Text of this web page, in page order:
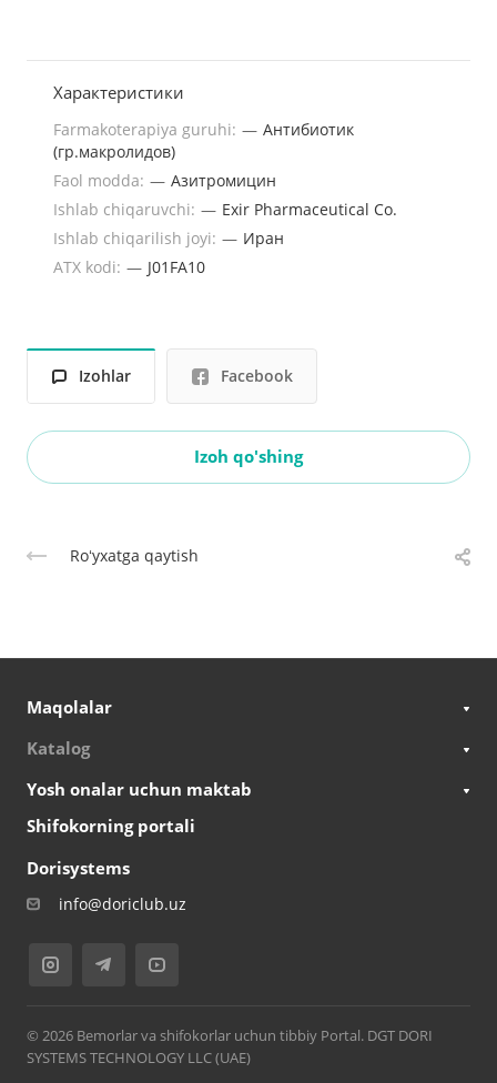
Характеристики
Farmakoterapiya guruhi: — Антибиотик
(гр.макролидов)
Faol modda: — Азитромицин
Ishlab chiqaruvchi: — Exir Pharmaceutical Co.
Ishlab chiqarilish joyi: — Иран
ATX kodi: — J01FA10
Izohlar Facebook
Izoh qo'shing
Roʻyxatga qaytish
Maqolalar
Katalog
Yosh onalar uchun maktab
Shifokorning portali
Dorisystems
info@doriclub.uz
© 2026 Bemorlar va shifokorlar uchun tibbiy Portal. DGT DORI
SYSTEMS TECHNOLOGY LLC (UAE)